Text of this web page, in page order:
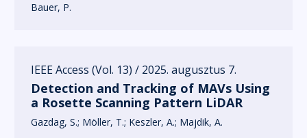
Bauer, P.
IEEE Access (Vol. 13) / 2025. augusztus 7.
Detection and Tracking of MAVs Using
a Rosette Scanning Pattern LiDAR
Gazdag, S. Möller, T. Keszler, A. Majdik, A.